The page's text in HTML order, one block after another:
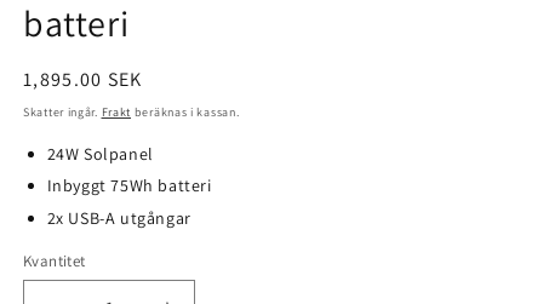
batteri
Ordinarie
pris
1,895.00 SEK
Skatter ingår. Frakt beräknas i kassan.
24W Solpanel
Inbyggt 75Wh batteri
2x USB-A utgångar
Kvantitet
Kvantitet